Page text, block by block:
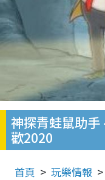
神探青蛙鼠助
歡2020
首頁 玩樂情報